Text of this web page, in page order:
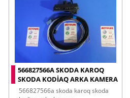
566827566A SKODA KAROQ
SKODA KODIAQ ARKA KAMERA
566827566a skoda karoq skoda